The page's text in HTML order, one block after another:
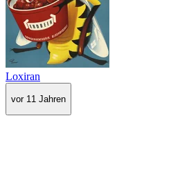
Loxiran
vor 11 Jahren